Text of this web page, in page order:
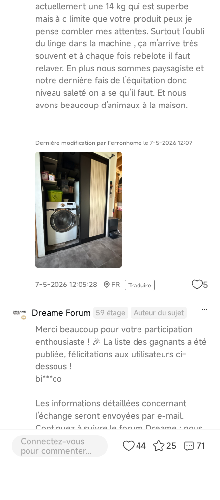
actuellement une 14 kg qui est superbe
mais à c limite que votre produit peux je
pense combler mes attentes. Surtout l’oubli
du linge dans la machine , ça m’arrive très
souvent et à chaque fois rebelote il faut
relaver. En plus nous sommes paysagiste et
notre dernière fais de l’équitation donc
niveau saleté on a se qu’il faut. Et nous
avons beaucoup d’animaux à la maison.
Dernière modification par Ferronhome le 7-5-2026 12:07
7-5-2026 12:05:28 FR Traduire 5
Dreame Forum 59 étage Auteur du sujet
Merci beaucoup pour votre participation
enthousiaste ! 🎉 La liste des gagnants a été
publiée, félicitations aux utilisateurs ci-
dessous !
bi***co
Les informations détaillées concernant
l’échange seront envoyées par e-mail.
Continuez à suivre le forum Dreame : nous
organiserons régulièrement de nouveaux
événements passionnants avec de superbes
Connectez-vous
pour commenter...
44 25 71